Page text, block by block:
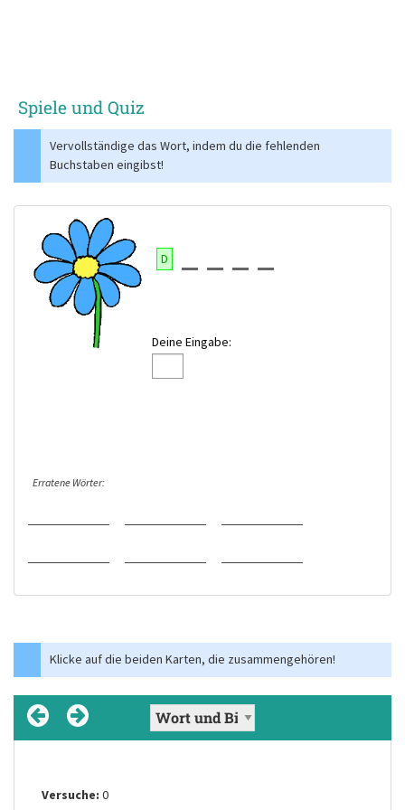
Spiele und Quiz
Vervollständige das Wort, indem du die fehlenden
Buchstaben eingibst!
D
Deine Eingabe:
Erratene Wörter:
Klicke auf die beiden Karten, die zusammengehören!
Versuche: 0
Versuche: 0
Versuche: 0
Versuche: 0
Versuche: 0
Versuche: 0